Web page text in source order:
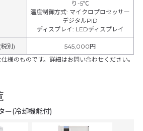
り-5℃
温度制御方式: マイクロプロセッサー
デジタルPID
ディスプレイ: LEDディスプレイ
別)
545,000円
様のものです。詳細はお問い合わせください。
ー(冷却機能付)